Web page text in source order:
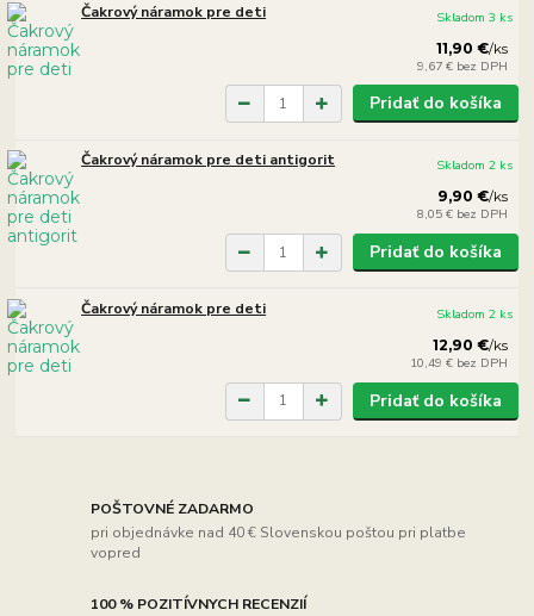
Čakrový náramok pre deti
11,90 €/ks
9,67 € bez DPH
Skladom 3 ks
Pridať do košíka
Čakrový náramok pre deti antigorit
9,90 €/ks
8,05 € bez DPH
Skladom 2 ks
Pridať do košíka
Čakrový náramok pre deti
12,90 €/ks
10,49 € bez DPH
Skladom 2 ks
Pridať do košíka
POŠTOVNÉ ZADARMO
pri objednávke nad 40 € Slovenskou poštou pri platbe
vopred
100 % POZITÍVNYCH RECENZIÍ